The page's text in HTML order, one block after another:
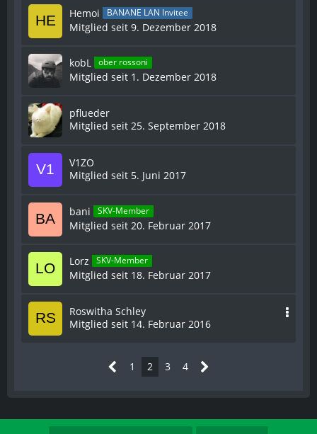
Hemoi BANANE LAN Invitee
Mitglied seit 9. Dezember 2018
kobL ober rossoni
Mitglied seit 1. Dezember 2018
pflueder
Mitglied seit 25. September 2018
V1ZO
Mitglied seit 5. Juni 2017
bani SKV-Member
Mitglied seit 20. Februar 2017
Lorz SKV-Member
Mitglied seit 18. Februar 2017
Roswitha Schley
Mitglied seit 14. Februar 2016
1 2 3 4